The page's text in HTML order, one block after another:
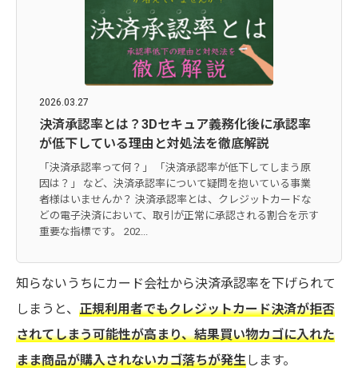
2026.03.27
決済承認率とは？3Dセキュア義務化後に承認率
が低下している理由と対処法を徹底解説
「決済承認率って何？」 「決済承認率が低下してしまう原
因は？」 など、決済承認率について疑問を抱いている事業
者様はいませんか？ 決済承認率とは、クレジットカードな
どの電子決済において、取引が正常に承認される割合を示す
重要な指標です。 202...
知らないうちにカード会社から決済承認率を下げられて
しまうと、 正規利用者でもクレジットカード決済が拒否
されてしまう可能性が高まり、結果買い物カゴに入れた
まま商品が購入されないカゴ落ちが発生します。